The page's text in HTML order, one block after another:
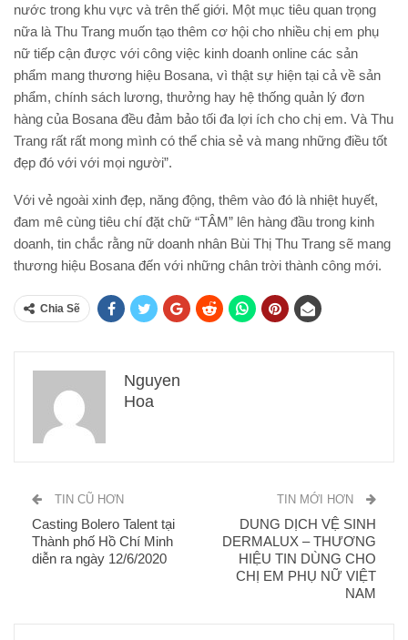
nước trong khu vực và trên thế giới. Một mục tiêu quan trọng
nữa là Thu Trang muốn tạo thêm cơ hội cho nhiều chị em phụ
nữ tiếp cận được với công việc kinh doanh online các sản
phẩm mang thương hiệu Bosana, vì thật sự hiện tại cả về sản
phẩm, chính sách lương, thưởng hay hệ thống quản lý đơn
hàng của Bosana đều đảm bảo tối đa lợi ích cho chị em. Và Thu
Trang rất rất mong mình có thể chia sẻ và mang những điều tốt
đẹp đó với với mọi người”.
Với vẻ ngoài xinh đẹp, năng động, thêm vào đó là nhiệt huyết,
đam mê cùng tiêu chí đặt chữ “TÂM” lên hàng đầu trong kinh
doanh, tin chắc rằng nữ doanh nhân Bùi Thị Thu Trang sẽ mang
thương hiệu Bosana đến với những chân trời thành công mới.
Chia Sẽ
Nguyen
Hoa
TIN CŨ HƠN
Casting Bolero Talent tại
Thành phố Hồ Chí Minh
diễn ra ngày 12/6/2020
TIN MỚI HƠN
DUNG DỊCH VỆ SINH
DERMALUX – THƯƠNG
HIỆU TIN DÙNG CHO
CHỊ EM PHỤ NỮ VIỆT
NAM